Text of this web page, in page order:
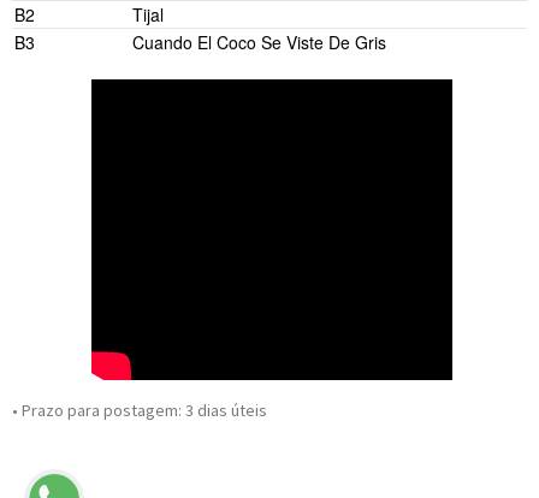
B2
Tijal
B3
Cuando El Coco Se Viste De Gris
• Prazo para postagem: 3 dias úteis